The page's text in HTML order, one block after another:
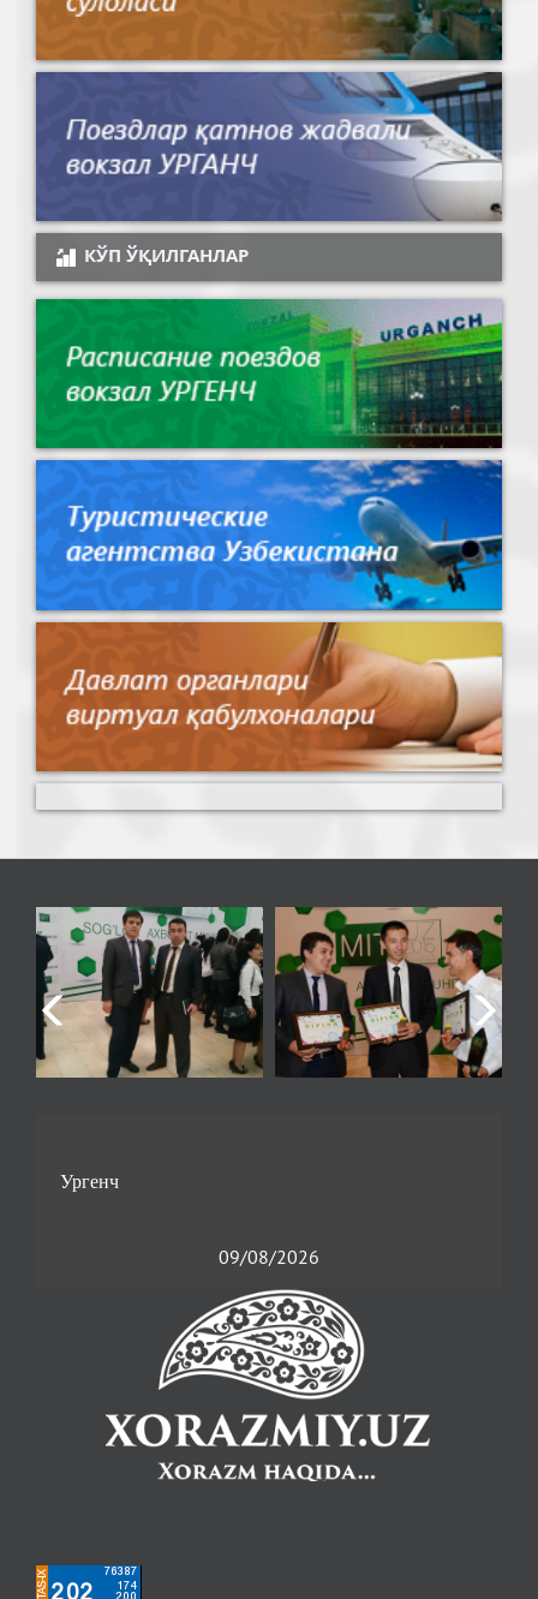
КЎП ЎҚИЛГАНЛАР
09/08/2026